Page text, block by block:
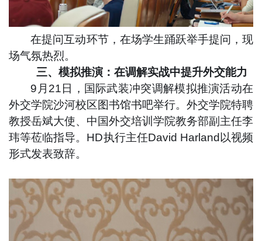
在提问互动环节，在场学生踊跃举手提问，现
场气氛热烈。
三、模拟推演：在调解实战中提升外交能力
9月21日，国际武装冲突调解模拟推演活动在
外交学院沙河校区图书馆书吧举行。外交学院特聘
教授岳斌大使、中国外交培训学院教务部副主任李
玮等莅临指导。HD执行主任David Harland以视频
形式发表致辞。